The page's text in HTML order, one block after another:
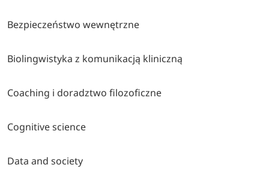
Bezpieczeństwo wewnętrzne
Biolingwistyka z komunikacją kliniczną
Coaching i doradztwo filozoficzne
Cognitive science
Data and society